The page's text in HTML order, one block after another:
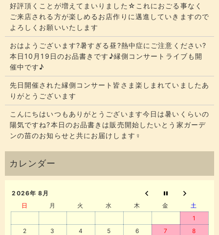
好評頂くことが増えてまいりました☆​​これにおごる事なく
ご来店される方が楽しめるお店作りに邁進していきますので
よろしくお願いいたします
おはようございます?暑すぎる昼?熱中症にご注意ください?
本日10月19日のお品書きです♪縁側コンサートライブも開
催中です♪
先日開催された縁側コンサート皆さま楽しまれていましたあ
りがとうございます
こんにちはいつもありがとうございます今日は暑いくらいの
陽気ですね?本日のお品書きは販売開始したいとう家ガーデ
ンの苗のお知らせと共にお届けします‍♀️
2026年 8月
日
月 火 水 木 金
土
1
2
3 4 5 6 7
8